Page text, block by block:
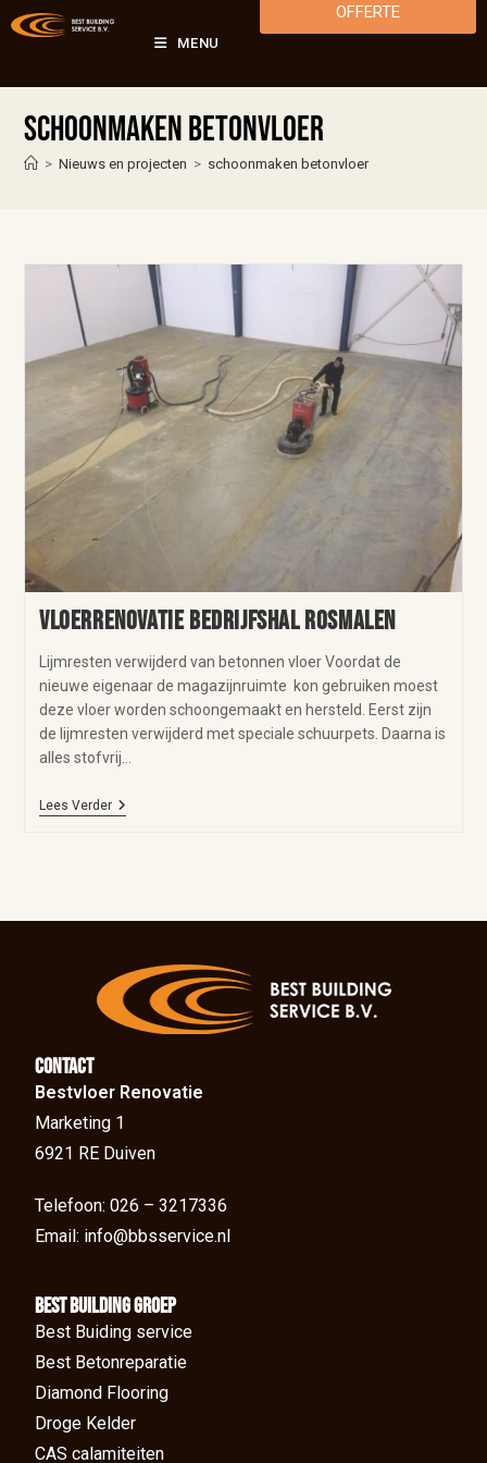
MENU
OFFERTE
schoonmaken betonvloer
> Nieuws en projecten > schoonmaken betonvloer
Vloerrenovatie bedrijfshal Rosmalen
Lijmresten verwijderd van betonnen vloer Voordat de
nieuwe eigenaar de magazijnruimte kon gebruiken moest
deze vloer worden schoongemaakt en hersteld. Eerst zijn
de lijmresten verwijderd met speciale schuurpets. Daarna is
alles stofvrij…
Lees Verder
Contact
Bestvloer Renovatie
Marketing 1
6921 RE Duiven
Telefoon: 026 – 3217336
Email: info@bbsservice.nl
BEst Building groep
Best Buiding service
Best Betonreparatie
Diamond Flooring
Droge Kelder
CAS calamiteiten